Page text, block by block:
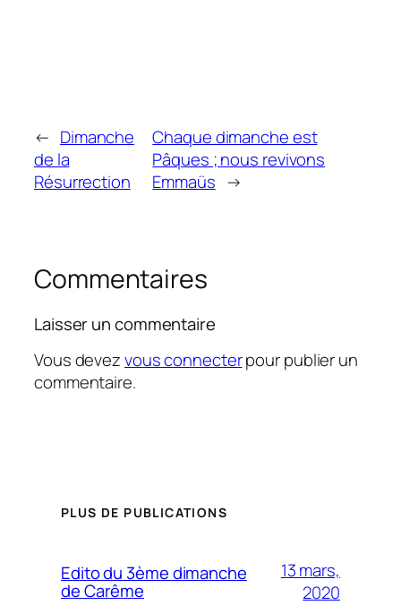
← Dimanche
de la
Résurrection
Chaque dimanche est
Pâques ; nous revivons
Emmaüs →
Commentaires
Laisser un commentaire
Vous devezvous connecterpour publier un
commentaire.
PLUS DE PUBLICATIONS
Edito du 3ème dimanche
de Carême
13 mars,
2020